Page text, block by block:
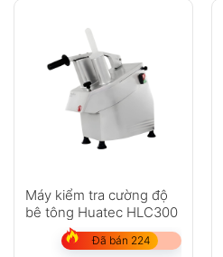
Máy kiểm tra cường độ
bê tông Huatec HLC300
Đã bán 224